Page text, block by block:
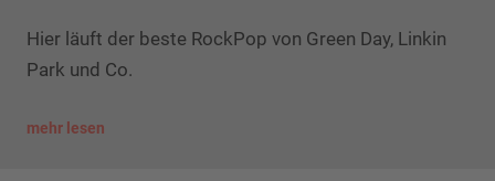
Hier läuft der beste RockPop von Green Day, Linkin
Park und Co.
mehr lesen